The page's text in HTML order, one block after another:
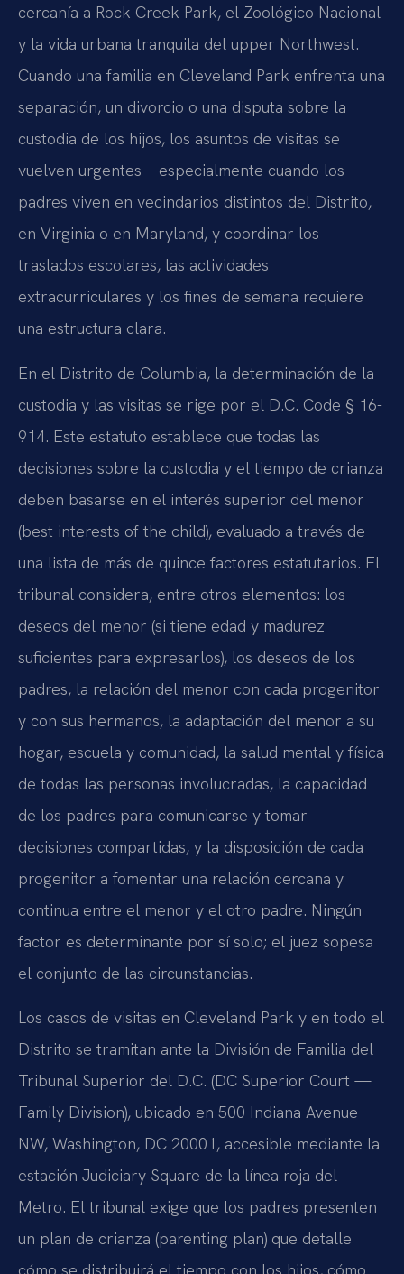
cercanía a Rock Creek Park, el Zoológico Nacional
y la vida urbana tranquila del upper Northwest.
Cuando una familia en Cleveland Park enfrenta una
separación, un divorcio o una disputa sobre la
custodia de los hijos, los asuntos de visitas se
vuelven urgentes—especialmente cuando los
padres viven en vecindarios distintos del Distrito,
en Virginia o en Maryland, y coordinar los
traslados escolares, las actividades
extracurriculares y los fines de semana requiere
una estructura clara.
En el Distrito de Columbia, la determinación de la
custodia y las visitas se rige por el D.C. Code § 16-
914. Este estatuto establece que todas las
decisiones sobre la custodia y el tiempo de crianza
deben basarse en el interés superior del menor
(best interests of the child), evaluado a través de
una lista de más de quince factores estatutarios. El
tribunal considera, entre otros elementos: los
deseos del menor (si tiene edad y madurez
suficientes para expresarlos), los deseos de los
padres, la relación del menor con cada progenitor
y con sus hermanos, la adaptación del menor a su
hogar, escuela y comunidad, la salud mental y física
de todas las personas involucradas, la capacidad
de los padres para comunicarse y tomar
decisiones compartidas, y la disposición de cada
progenitor a fomentar una relación cercana y
continua entre el menor y el otro padre. Ningún
factor es determinante por sí solo; el juez sopesa
el conjunto de las circunstancias.
Los casos de visitas en Cleveland Park y en todo el
Distrito se tramitan ante la División de Familia del
Tribunal Superior del D.C. (DC Superior Court —
Family Division), ubicado en 500 Indiana Avenue
NW, Washington, DC 20001, accesible mediante la
estación Judiciary Square de la línea roja del
Metro. El tribunal exige que los padres presenten
un plan de crianza (parenting plan) que detalle